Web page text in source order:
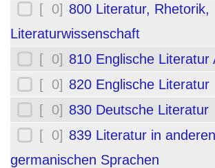
[ 0] 800 Literatur, Rhetorik,
Literaturwissenschaft
[ 0] 810 Englische Literatur
[ 0] 820 Englische Literatur
[ 0] 830 Deutsche Literatur
[ 0] 839 Literatur in anderen
germanischen Sprachen